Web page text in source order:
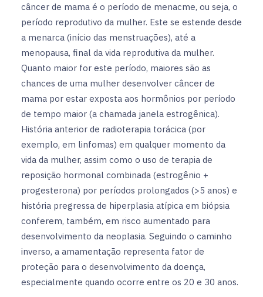
câncer de mama é o período de menacme, ou seja, o
período reprodutivo da mulher. Este se estende desde
a menarca (início das menstruações), até a
menopausa, final da vida reprodutiva da mulher.
Quanto maior for este período, maiores são as
chances de uma mulher desenvolver câncer de
mama por estar exposta aos hormônios por período
de tempo maior (a chamada janela estrogênica).
História anterior de radioterapia torácica (por
exemplo, em linfomas) em qualquer momento da
vida da mulher, assim como o uso de terapia de
reposição hormonal combinada (estrogênio +
progesterona) por períodos prolongados (>5 anos) e
história pregressa de hiperplasia atípica em biópsia
conferem, também, em risco aumentado para
desenvolvimento da neoplasia. Seguindo o caminho
inverso, a amamentação representa fator de
proteção para o desenvolvimento da doença,
especialmente quando ocorre entre os 20 e 30 anos.